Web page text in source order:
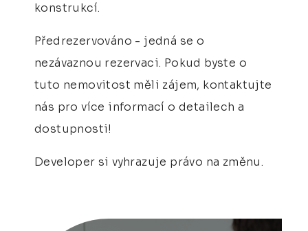
konstrukcí.
Předrezervováno - jedná se o
nezávaznou rezervaci. Pokud byste o
tuto nemovitost měli zájem, kontaktujte
nás pro více informací o detailech a
dostupnosti!
Developer si vyhrazuje právo na změnu.